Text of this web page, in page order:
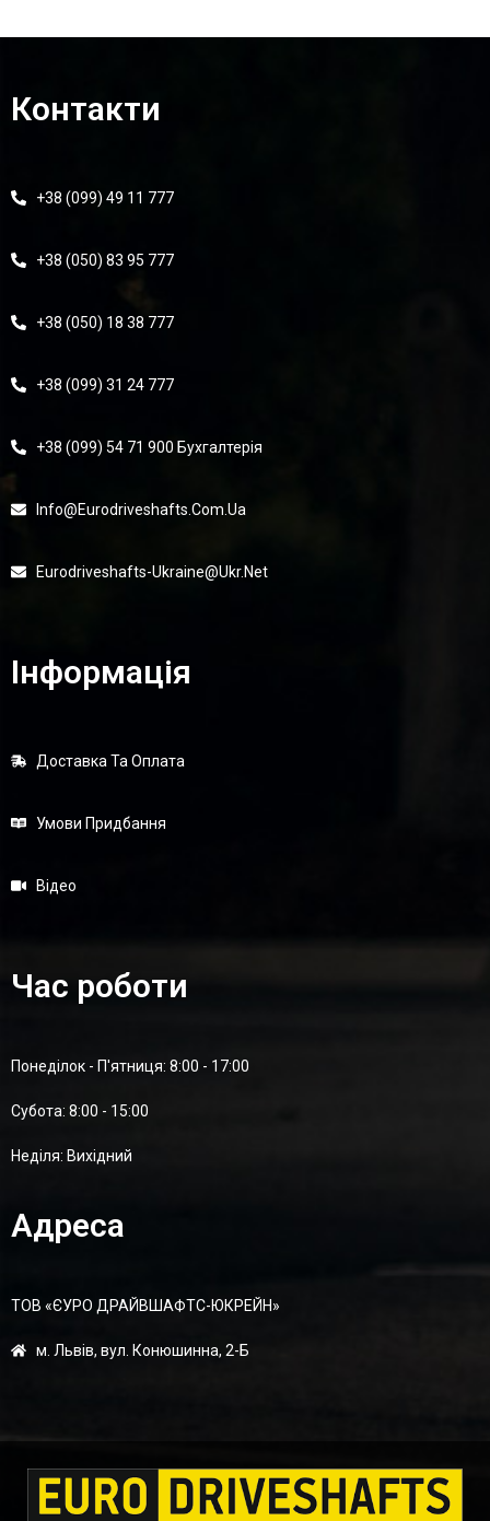
Контакти
+38 (099) 49 11 777
+38 (050) 83 95 777
+38 (050) 18 38 777
+38 (099) 31 24 777
+38 (099) 54 71 900 Бухгалтерія
Info@eurodriveshafts.com.ua
Eurodriveshafts-Ukraine@ukr.net
Інформація
Доставка Та Оплата
Умови Придбання
Відео
Час роботи
Понеділок - П'ятниця: 8:00 - 17:00
Суботa: 8:00 - 15:00
Неділя: Вихідний
Адреса
ТОВ «ЄУРО ДРАЙВШАФТC-ЮКРЕЙН»
м. Львів, вул. Конюшинна, 2-Б